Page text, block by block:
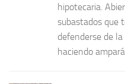
hipotecaria.
subastados que
defenderse de
haciendo